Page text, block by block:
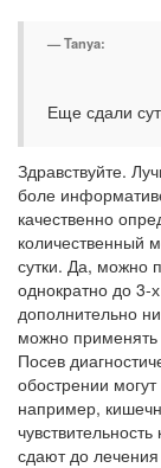
Tanya:
Еще сдали
Здравствуйте.
боле
качественно
количественный
сутки. Да, можно
однократно до 3-
дополнительно
можно
Посев
обострении
например,
сдают до